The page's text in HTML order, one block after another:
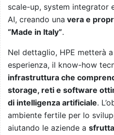
scale-up, system integrator
AI, creando una vera e
“Made in Italy”.
Nel dettaglio, HPE metterà
esperienza, il know-how
infrastruttura che
storage, reti e software
di intelligenza artificiale.
ambiente fertile per lo
aiutando le aziende a